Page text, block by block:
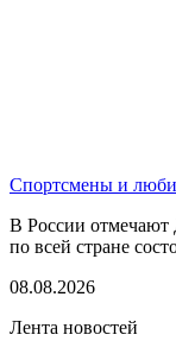
Спортсмены и
В России отмечают
по всей стране
08.08.2026
Лента новостей